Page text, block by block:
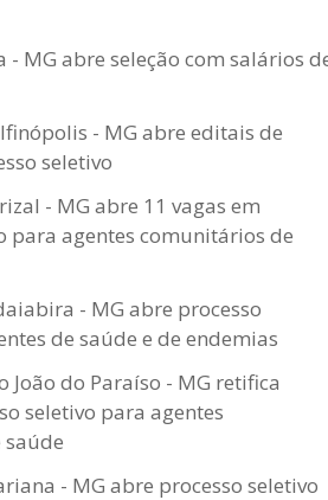
- MG abre seleção com salários
- MG abre editais de
seletivo
- MG abre 11 vagas em
para agentes comunitários de
- MG abre processo
de saúde e de endemias
João do Paraíso - MG retifica
seletivo para agentes
- MG abre processo seletivo